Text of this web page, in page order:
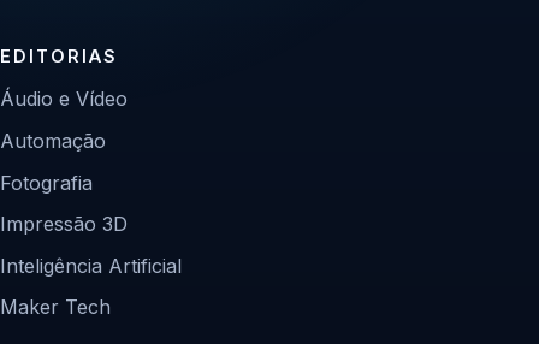
EDITORIAS
Áudio e Vídeo
Automação
Fotografia
Impressão 3D
Inteligência Artificial
Maker Tech